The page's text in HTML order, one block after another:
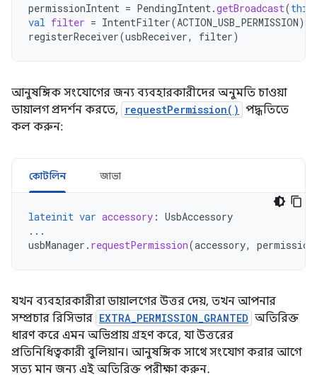
permissionIntent = PendingIntent.getBroadcast(this
val filter = IntentFilter(ACTION_USB_PERMISSION)
registerReceiver(usbReceiver, filter)
আনুষঙ্গিক সংযোগের জন্য ব্যবহারকারীদের অনুমতি চাওয়া
ডায়ালগ প্রদর্শন করতে,
requestPermission() পদ্ধতিতে
কল করুন:
কোটলিন জাভা
lateinit var accessory : UsbAccessory
...
usbManager . requestPermission(accessory,
যখন ব্যবহারকারীরা ডায়ালগের উত্তর দেয়, তখন আপনার
সম্প্রচার রিসিভার EXTRA_PERMISSION_GRANTED অতিরিক্ত
ধারণ করে এমন অভিপ্রায় গ্রহণ করে, যা উত্তরের
প্রতিনিধিত্বকারী বুলিয়ান। আনুষঙ্গিক সাথে সংযোগ করার আগে
সত্য মান জন্য এই অতিরিক্ত পরীক্ষা করুন.